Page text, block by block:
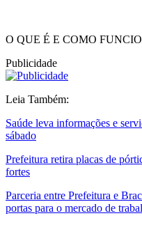
O QUE É E COMO
Publicidade
Leia Também:
Saúde leva informações e
sábado
Prefeitura retira placas de
fortes
Parceria entre Prefeitura e
portas para o mercado de